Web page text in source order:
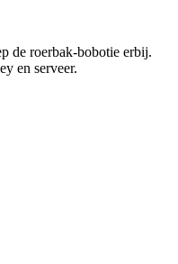
de roerbak-bobotie erbij.
en serveer.